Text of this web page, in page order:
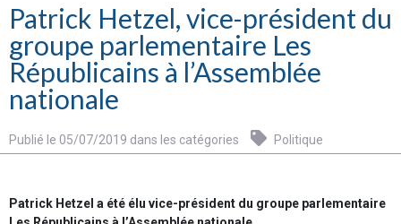
Patrick Hetzel, vice-président du
groupe parlementaire Les
Républicains à l’Assemblée
nationale
Publié le 05/07/2019 dans les catégories Politique
Patrick Hetzel a été élu vice-président du groupe parlementaire